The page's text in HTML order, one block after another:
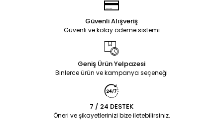
Güvenli Alışveriş
Güvenli ve kolay ödeme sistemi
Geniş Ürün Yelpazesi
Binlerce ürün ve kampanya seçeneği
7 / 24 DESTEK
Öneri ve şikayetlerinizi bize iletebilirsiniz.